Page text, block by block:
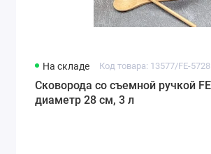
На складе Код товара: 13577/FE-5728
Сковорода со съемной ручкой FESSLE
диаметр 28 см, 3 л